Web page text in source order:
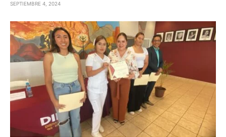
SEPTIEMBRE 4, 2024